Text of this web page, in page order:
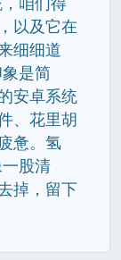
以及它在
细细道
是简
安卓系统
、花里胡
惫。氢
股清
掉，留下